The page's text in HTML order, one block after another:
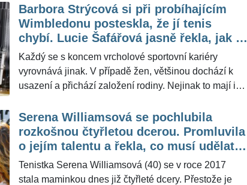
mateřských povinností, si proto vyrazily na kurt, kde
provětraly nejen rakety, ale také děti, jak je vidět ve
videu, které zveřejnily na sociální síti. "Baví mě
Šafářová pro ŽivotvČesku.cz.
Barbora Strýcová si při probíhajícím
Wimbledonu posteskla, že jí tenis
chybí. Lucie Šafářová jasně řekla, jak to
bude s jejím návratem
Každý se s koncem vrcholové sportovní kariéry
vyrovnává jinak. V případě žen, většinou dochází k
usazení a přichází založení rodiny. Nejinak to mají i
na kurtech mnoho prestižních ocenění. Zatímco
Barbora Strýcová (36) na sociální síti dala najevo, že
jí schází Wimbledon, Lucie Šafářová (35) pro
turnajový okruh by se nevrátila.
Serena Williamsová se pochlubila
rozkošnou čtyřletou dcerou. Promluvila
o jejím talentu a řekla, co musí udělat,
aby byla světová hvězda
Tenistka Serena Williamsová (40) se v roce 2017
stala maminkou dnes již čtyřleté dcery. Přestože je